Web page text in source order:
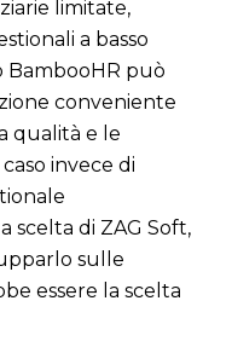
limitate,
a basso
BambooHR può
conveniente
qualità e le
invece di
scelta di ZAG Soft,
sulle
essere la scelta